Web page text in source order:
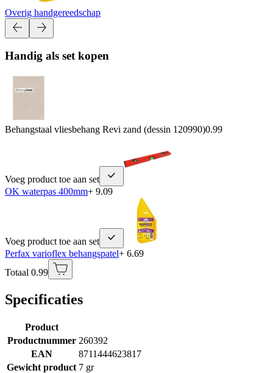
Overig handgereedschap
Handig als set kopen
Behangstaal vliesbehang Revi zand (dessin 120990)0.99
Voeg product toe aan set
OK waterpas 400mm+ 9.09
Voeg product toe aan set
Perfax varioflex behangspatel+ 6.69
Totaal 0.99
Specificaties
Product
Productnummer 260392
EAN
8711444623817
Gewicht product 7 gr